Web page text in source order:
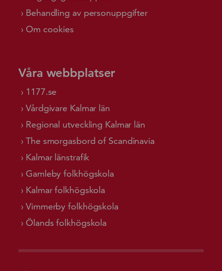
Behandling av personuppgifter
Om cookies
Våra webbplatser
1177.se
Vårdgivare Kalmar län
Regional utveckling Kalmar län
The smorgasbord of Scandinavia
Kalmar länstrafik
Gamleby folkhögskola
Kalmar folkhögskola
Vimmerby folkhögskola
Ölands folkhögskola